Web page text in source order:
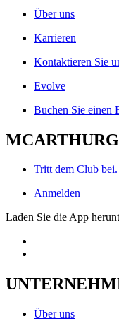
Über uns
Karrieren
Kontaktieren Sie
Evolve
Buchen Sie einen
Tritt dem Club bei.
Anmelden
Laden Sie die App
Über uns